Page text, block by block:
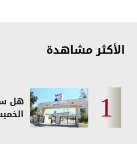
الأكثر مشاهدة
هل